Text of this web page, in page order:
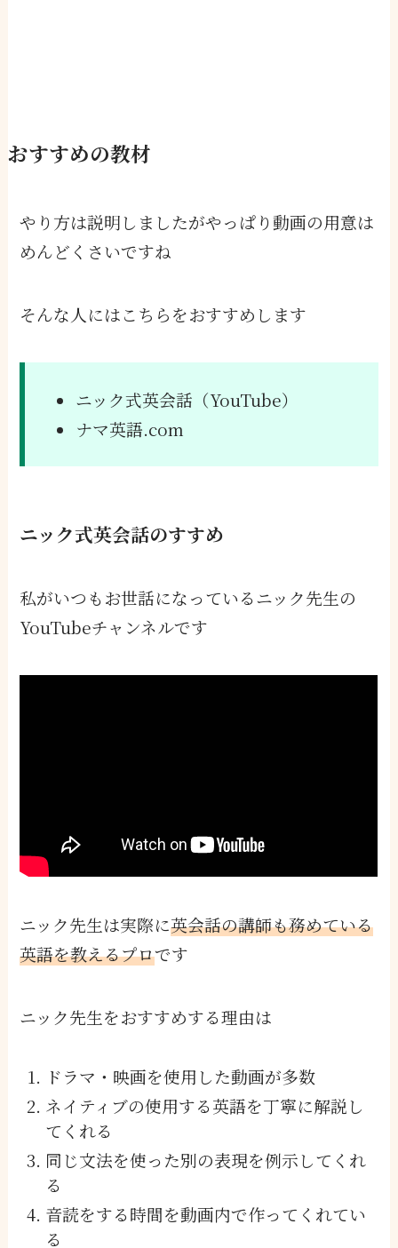
おすすめの教材
やり方は説明しましたがやっぱり動画の用意は
めんどくさいですね
そんな人にはこちらをおすすめします
ニック式英会話（YouTube）
ナマ英語.com
ニック式英会話のすすめ
私がいつもお世話になっているニック先生の
YouTubeチャンネルです
ニック先生は実際に英会話の講師も務めている
英語を教えるプロです
ニック先生をおすすめする理由は
ドラマ・映画を使用した動画が多数
ネイティブの使用する英語を丁寧に解説し
てくれる
同じ文法を使った別の表現を例示してくれ
る
音読をする時間を動画内で作ってくれてい
る